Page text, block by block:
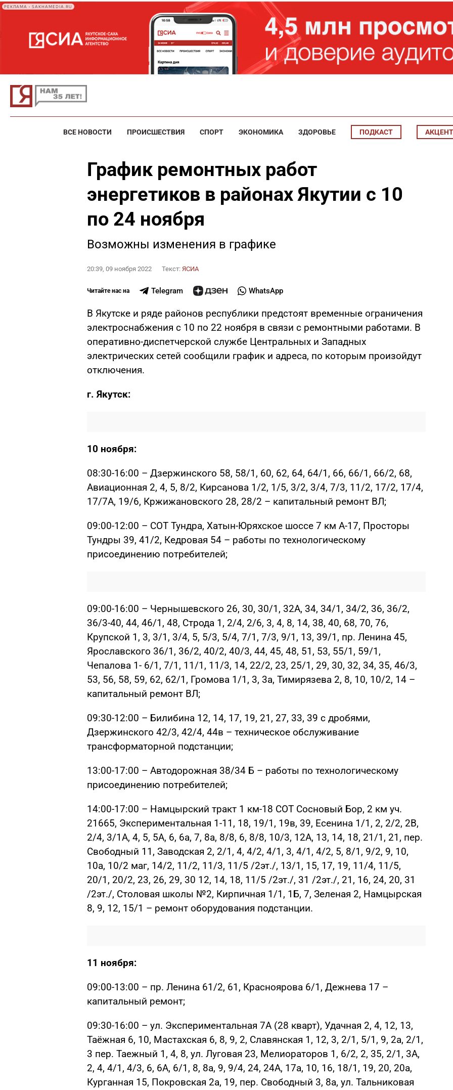
РЕКЛАМА • SAKHAMEDIA.RU
ВСЕ НОВОСТИ ПРОИСШЕСТВИЯ СПОРТ ЭКОНОМИКА ЗДОРОВЬЕ ПОДКАСТ АКЦЕНТ
График ремонтных работ
энергетиков в районах Якутии с 10
по 24 ноября
Возможны изменения в графике
20:39, 09 ноября 2022 Текст: ЯСИА
Читайте нас на Telegram WhatsApp
В Якутске и ряде районов республики предстоят временные ограничения
электроснабжения с 10 по 22 ноября в связи с ремонтными работами. В
оперативно-диспетчерской службе Центральных и Западных
электрических сетей сообщили график и адреса, по которым произойдут
отключения.
г. Якутск:
10 ноября:
08:30-16:00 – Дзержинского 58, 58/1, 60, 62, 64, 64/1, 66, 66/1, 66/2, 68,
Авиационная 2, 4, 5, 8/2, Кирсанова 1/2, 1/5, 3/2, 3/4, 7/3, 11/2, 17/2, 17/4,
17/7А, 19/6, Кржижановского 28, 28/2 – капитальный ремонт ВЛ;
09:00-12:00 – СОТ Тундра, Хатын-Юряхское шоссе 7 км А-17, Просторы
Тундры 39, 41/2, Кедровая 54 – работы по технологическому
присоединению потребителей;
09:00-16:00 – Чернышевского 26, 30, 30/1, 32А, 34, 34/1, 34/2, 36, 36/2,
36/3-40, 44, 46/1, 48, Строда 1, 2/4, 2/6, 3, 4, 8, 14, 38, 40, 68, 70, 76,
Крупской 1, 3, 3/1, 3/4, 5, 5/3, 5/4, 7/1, 7/3, 9/1, 13, 39/1, пр. Ленина 45,
Ярославского 36/1, 36/2, 40/2, 40/3, 44, 45, 48, 51, 53, 55/1, 59/1,
Чепалова 1- 6/1, 7/1, 11/1, 11/3, 14, 22/2, 23, 25/1, 29, 30, 32, 34, 35, 46/3,
53, 56, 58, 59, 62, 62/1, Громова 1/1, 3, 3а, Тимирязева 2, 8, 10, 10/2, 14 –
капитальный ремонт ВЛ;
09:30-12:00 – Билибина 12, 14, 17, 19, 21, 27, 33, 39 с дробями,
Дзержинского 42/3, 42/4, 44в – техническое обслуживание
трансформаторной подстанции;
13:00-17:00 – Автодорожная 38/34 Б – работы по технологическому
присоединению потребителей;
14:00-17:00 – Намцырский тракт 1 км-18 СОТ Сосновый Бор, 2 км уч.
21665, Экспериментальная 1-11, 18, 19/1, 19в, 39, Есенина 1/1, 2, 2/2, 2В,
2/4, 3/1А, 4, 5, 5А, 6, 6а, 7, 8а, 8/8, 6, 8/8, 10/3, 12А, 13, 14, 18, 21/1, 21, пер.
Свободный 11, Заводская 2, 2/1, 4, 4/2, 4/1, 3, 4/1, 4/2, 5, 8/1, 9/2, 9, 10,
10а, 10/2 маг, 14/2, 11/2, 11/3, 11/5 /2эт./, 13/1, 15, 17, 19, 11/4, 11/5,
20/1, 20/2, 23, 26, 29, 30 12, 14, 18, 11/5 /2эт./, 31 /2эт./, 21, 16, 24, 20, 31
/2эт./, Столовая школы №2, Кирпичная 1/1, 1Б, 7, Зеленая 2, Намцырская
8, 9, 12, 15/1 – ремонт оборудования подстанции.
11 ноября:
09:00-13:00 – пр. Ленина 61/2, 61, Красноярова 6/1, Дежнева 17 –
капитальный ремонт;
09:30-16:00 – ул. Экспериментальная 7А (28 кварт), Удачная 2, 4, 12, 13,
Таёжная 6, 10, Мастахская 6, 8, 9, 2, Славянская 1, 12, 3, 2/1, 5/1, 9, 2а, 2/1,
3 пер. Таежный 1, 4, 8, ул. Луговая 23, Мелиораторов 1, 6/2, 2, 35, 2/1, 3А,
2, 4, 4/1, 4/3, 6, 6А, 6/1, 8, 8а, 9, 9/4, 24, 24А, 17а, 10, 16, 18/1, 19, 20, 20а,
Курганная 15, Покровская 2а, 19, пер. Свободный 3, 8а, ул. Тальниковая